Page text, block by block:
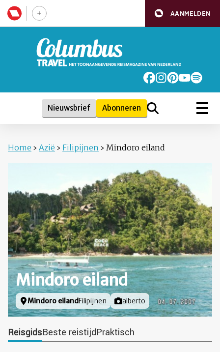
AANMELDEN
Nieuwsbrief Abonneren
Home › Azië › Filipijnen › Mindoro eiland
Mindoro eiland
Locatie
Mindoro eiland Filipijnen Foto door
alberto
ReisgidsBeste reistijdPraktisch